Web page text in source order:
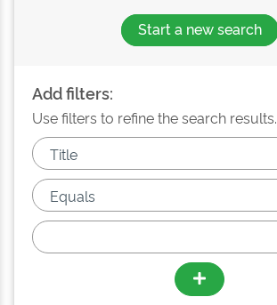
Start a new search
Add filters:
Use filters to refine the search results.